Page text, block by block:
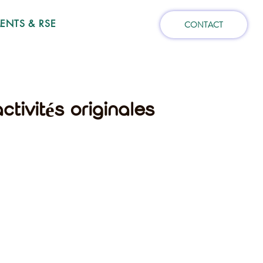
& RSE CONTACT
originales